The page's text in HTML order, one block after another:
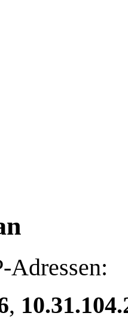
Adressen:
,